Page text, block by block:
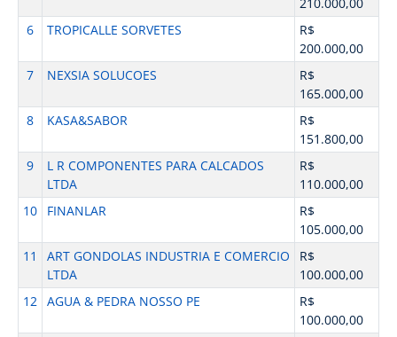
6
TROPICALLE SORVETES
R$
200.000,00
7
NEXSIA SOLUCOES
R$
165.000,00
8
KASA&SABOR
R$
151.800,00
9
L R COMPONENTES PARA CALCADOS
LTDA
R$
110.000,00
10
FINANLAR
R$
105.000,00
11
ART GONDOLAS INDUSTRIA E COMERCIO
LTDA
R$
100.000,00
12 AGUA & PEDRA NOSSO PE
R$
100.000,00